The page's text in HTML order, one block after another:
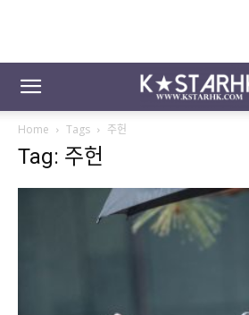
Home Tags 주헌
Tag: 주헌